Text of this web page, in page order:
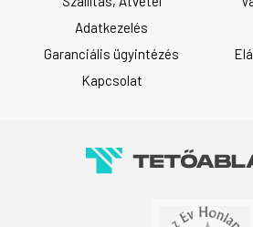
Adatkezelés
Garanciális ügyintézés
Kapcsolat